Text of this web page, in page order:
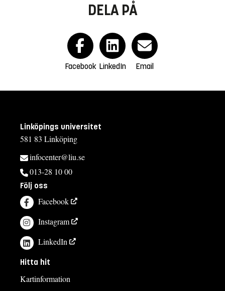
DELA PÅ
Facebook LinkedIn Email
Linköpings universitet
581 83 Linköping
infocenter@liu.se
013-28 10 00
Följ oss
Facebook
Instagram
LinkedIn
Hitta hit
Kartinformation